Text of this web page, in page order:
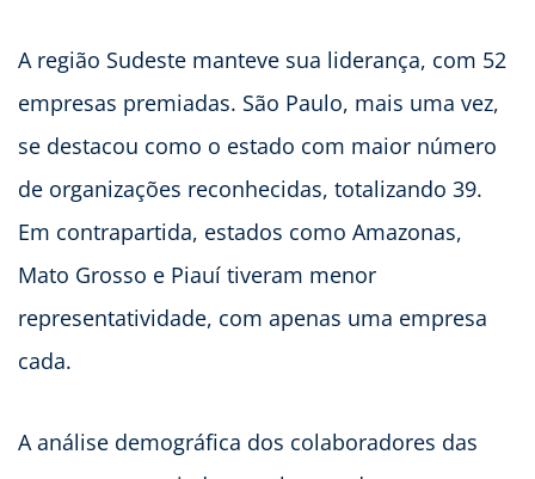
A região Sudeste manteve sua liderança, com 52
empresas premiadas. São Paulo, mais uma vez,
se destacou como o estado com maior número
de organizações reconhecidas, totalizando 39.
Em contrapartida, estados como Amazonas,
Mato Grosso e Piauí tiveram menor
representatividade, com apenas uma empresa
cada.
A análise demográfica dos colaboradores das